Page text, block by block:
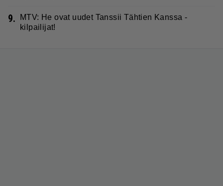
9.
MTV: He ovat uudet Tanssii Tähtien Kanssa -
kilpailijat!